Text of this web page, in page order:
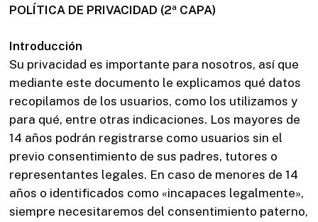
POLÍTICA DE PRIVACIDAD (2ª CAPA)
Introducción
Su privacidad es importante para nosotros, así que
mediante este documento le explicamos qué datos
recopilamos de los usuarios, como los utilizamos y
para qué, entre otras indicaciones. Los mayores de
14 años podrán registrarse como usuarios sin el
previo consentimiento de sus padres, tutores o
representantes legales. En caso de menores de 14
años o identificados como «incapaces legalmente»,
siempre necesitaremos del consentimiento paterno,